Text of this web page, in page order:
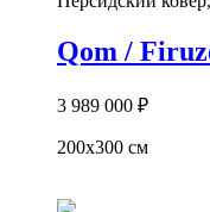
Qom /
3 989 000 ₽
200х300 см